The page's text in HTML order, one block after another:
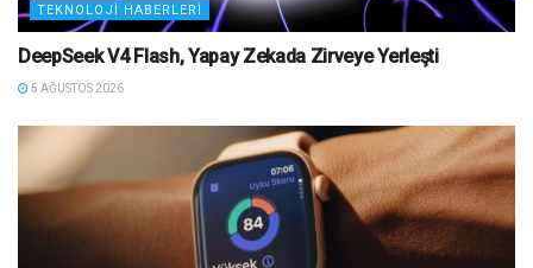
TEKNOLOJI HABERLERI
DeepSeek V4 Flash, Yapay Zekada Zirveye Yerleşti
5 AĞUSTOS 2026